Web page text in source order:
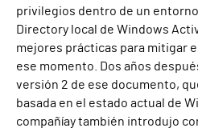
privilegios dentro de un
Directory local de Windows
mejores prácticas para mitigar
ese momento. Dos años
versión 2 de ese documento,
basada en el estado actual de
compañíay también introdujo